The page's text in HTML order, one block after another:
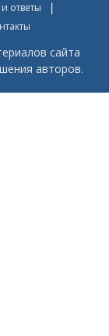
ответы
сайта
авторов.